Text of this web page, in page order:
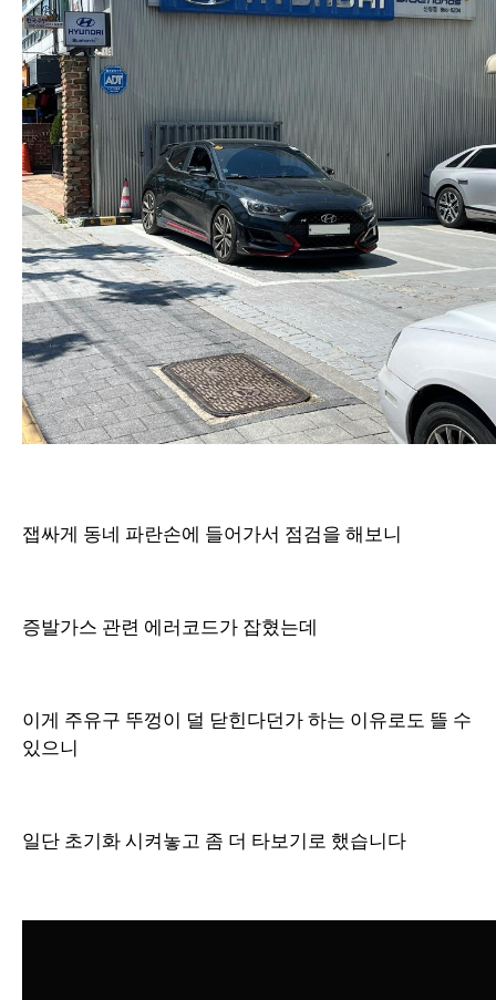
잽싸게 동네 파란손에 들어가서 점검을 해보니
증발가스 관련 에러코드가 잡혔는데
이게 주유구 뚜껑이 덜 닫힌다던가 하는 이유로도 뜰 수
있으니
일단 초기화 시켜놓고 좀 더 타보기로 했습니다